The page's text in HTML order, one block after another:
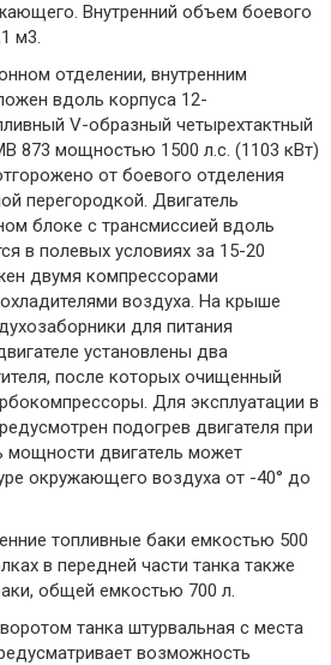
Внутренний объем боевого
м3.
отделении, внутренним
вдоль корпуса 12-
V-образный четырехтактный
873 мощностью 1500 л.с. (1103 кВт)
от боевого отделения
перегородкой. Двигатель
блоке с трансмиссией вдоль
в полевых условиях за 15-20
двумя компрессорами
воздуха. На крыше
для питания
установлены два
после которых очищенный
Для эксплуатации в
подогрев двигателя при
мощности двигатель может
окружающего воздуха от -40° до
топливные баки емкостью 500
в передней части танка также
общей емкостью 700 л.
танка штурвальная с места
возможность